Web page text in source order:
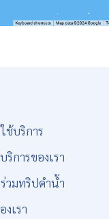
ช้บริการ
การของเรา
วมทริปดำน้ำ
เรา